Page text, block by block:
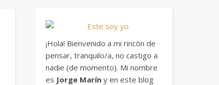
¡Hola! Bienvenido a mi rincón de
pensar, tranquilo/a, no castigo a
nadie (de momento). Mi nombre
es Jorge Marín y en este blog